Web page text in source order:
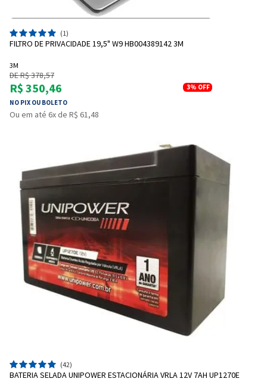
(1)
FILTRO DE PRIVACIDADE 19,5" W9 HB004389142 3M
3M
DE R$ 378,57
R$ 350,46
NO PIX OU BOLETO
3% OFF
Ou em até 6x de R$ 61,48
(42)
BATERIA SELADA UNIPOWER ESTACIONÁRIA VRLA 12V 7AH UP1270E